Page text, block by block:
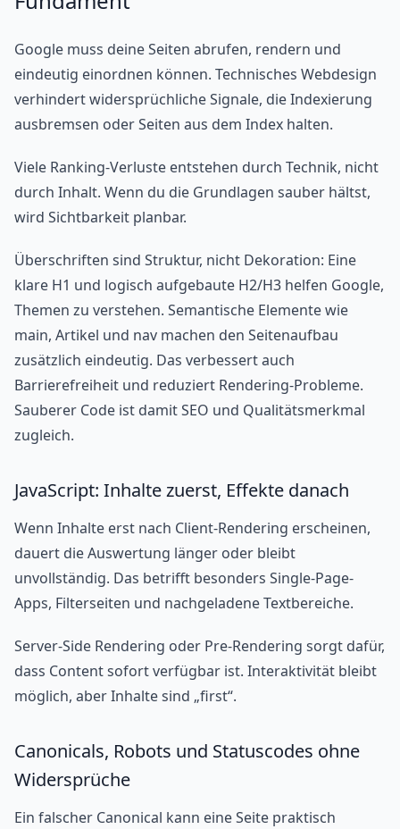
Google muss deine Seiten abrufen, rendern und
eindeutig einordnen können. Technisches Webdesign
verhindert widersprüchliche Signale, die Indexierung
ausbremsen oder Seiten aus dem Index halten.
Viele Ranking-Verluste entstehen durch Technik, nicht
durch Inhalt. Wenn du die Grundlagen sauber hältst,
wird Sichtbarkeit planbar.
Überschriften sind Struktur, nicht Dekoration: Eine
klare H1 und logisch aufgebaute H2/H3 helfen Google,
Themen zu verstehen. Semantische Elemente wie
main, Artikel und nav machen den Seitenaufbau
zusätzlich eindeutig. Das verbessert auch
Barrierefreiheit und reduziert Rendering-Probleme.
Sauberer Code ist damit SEO und Qualitätsmerkmal
zugleich.
JavaScript: Inhalte zuerst, Effekte danach
Wenn Inhalte erst nach Client-Rendering erscheinen,
dauert die Auswertung länger oder bleibt
unvollständig. Das betrifft besonders Single-Page-
Apps, Filterseiten und nachgeladene Textbereiche.
Server-Side Rendering oder Pre-Rendering sorgt dafür,
dass Content sofort verfügbar ist. Interaktivität bleibt
möglich, aber Inhalte sind „first“.
Canonicals, Robots und Statuscodes ohne
Widersprüche
Ein falscher Canonical kann eine Seite praktisch